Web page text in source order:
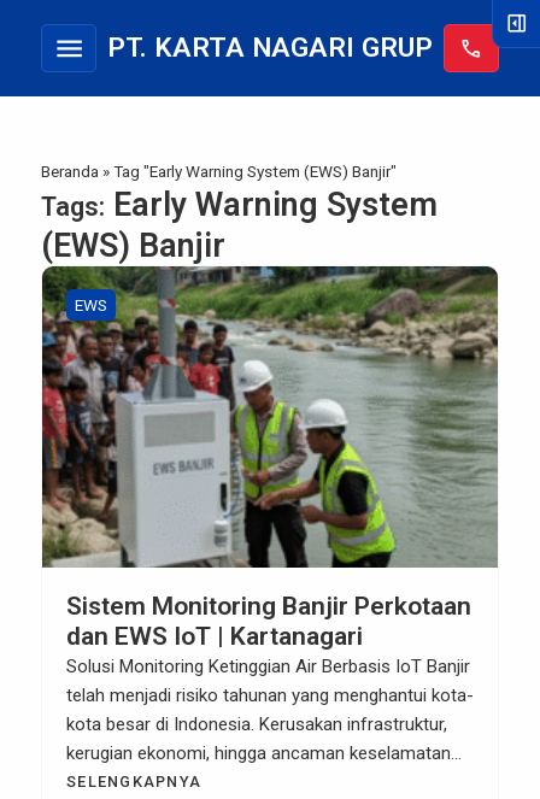
menu PT. KARTA NAGARI GRUP call
Beranda »Tag "Early Warning System (EWS) Banjir"
Tags: Early Warning System
(EWS) Banjir
EWS
Sistem Monitoring Banjir Perkotaan
dan EWS IoT | Kartanagari
Solusi Monitoring Ketinggian Air Berbasis IoT Banjir
telah menjadi risiko tahunan yang menghantui kota-
kota besar di Indonesia. Kerusakan infrastruktur,
kerugian ekonomi, hingga ancaman keselamatan
jiwa seringkali disebabkan oleh kurangnya informasi
SELENGKAPNYA
right_panel_open